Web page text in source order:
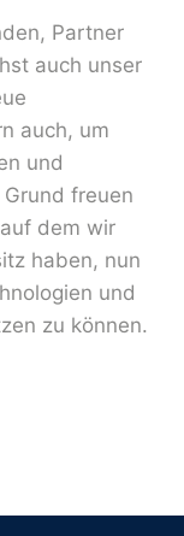
Partner
auch unser
auch, um
und
freuen
dem wir
haben, nun
und
zu können.